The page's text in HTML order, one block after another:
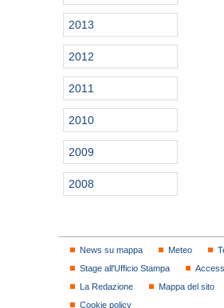
2013
2012
2011
2010
2009
2008
News su mappa Meteo
Stage all'Ufficio Stampa
La Redazione
Mappa del sito
Cookie policy